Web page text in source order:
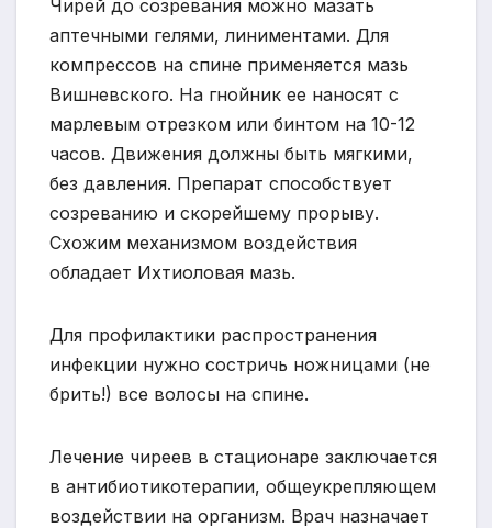
Чирей до созревания можно мазать
аптечными гелями, линиментами. Для
компрессов на спине применяется мазь
Вишневского. На гнойник ее наносят с
марлевым отрезком или бинтом на 10-12
часов. Движения должны быть мягкими,
без давления. Препарат способствует
созреванию и скорейшему прорыву.
Схожим механизмом воздействия
обладает Ихтиоловая мазь.
Для профилактики распространения
инфекции нужно состричь ножницами (не
брить!) все волосы на спине.
Лечение чиреев в стационаре заключается
в антибиотикотерапии, общеукрепляющем
воздействии на организм. Врач назначает